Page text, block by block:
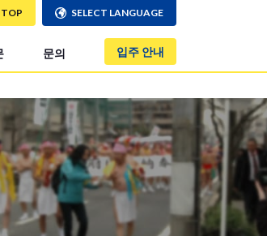
문의 입주 안내
TOP SELECT LANGUAGE